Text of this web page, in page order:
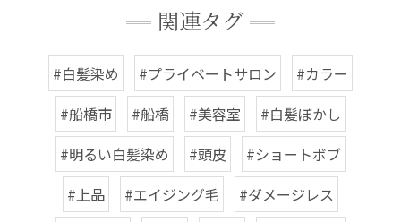
関連タグ
#白髪染め #プライベートサロン
#カラー
#船橋市
#船橋 #美容室
#白髪ぼかし
#明るい白髪染め
#頭皮
#ショートボブ
#上品
#エイジング毛
#ダメージレス